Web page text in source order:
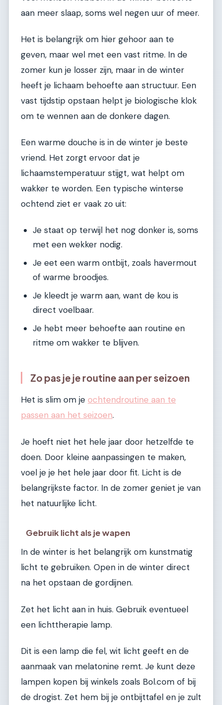
aan meer slaap, soms wel negen uur of meer.
Het is belangrijk om hier gehoor aan te
geven, maar wel met een vast ritme. In de
zomer kun je losser zijn, maar in de winter
heeft je lichaam behoefte aan structuur. Een
vast tijdstip opstaan helpt je biologische klok
om te wennen aan de donkere dagen.
Een warme douche is in de winter je beste
vriend. Het zorgt ervoor dat je
lichaamstemperatuur stijgt, wat helpt om
wakker te worden. Een typische winterse
ochtend ziet er vaak zo uit:
Je staat op terwijl het nog donker is, soms
met een wekker nodig.
Je eet een warm ontbijt, zoals havermout
of warme broodjes.
Je kleedt je warm aan, want de kou is
direct voelbaar.
Je hebt meer behoefte aan routine en
ritme om wakker te blijven.
Zo pas je je routine aan per seizoen
Het is slim om je ochtendroutine aan te
passen aan het seizoen.
Je hoeft niet het hele jaar door hetzelfde te
doen. Door kleine aanpassingen te maken,
voel je je het hele jaar door fit. Licht is de
belangrijkste factor. In de zomer geniet je van
het natuurlijke licht.
Gebruik licht als je wapen
In de winter is het belangrijk om kunstmatig
licht te gebruiken. Open in de winter direct
na het opstaan de gordijnen.
Zet het licht aan in huis. Gebruik eventueel
een lichttherapie lamp.
Dit is een lamp die fel, wit licht geeft en de
aanmaak van melatonine remt. Je kunt deze
lampen kopen bij winkels zoals Bol.com of bij
de drogist. Zet hem bij je ontbijttafel en je zult